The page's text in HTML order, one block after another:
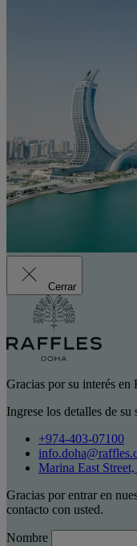
Cerrar
Gracias por su interés en
Ingrese los detalles de
+974-403-07100
Marina East
Gracias por entrar en
contacto con usted.
Nombre